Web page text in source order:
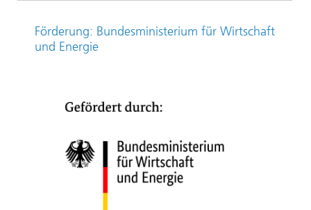
Förderung: Bundesministerium für Wirtschaft
und Energie